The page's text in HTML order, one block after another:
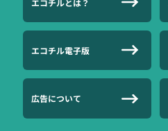
エコチル電子版
広告について